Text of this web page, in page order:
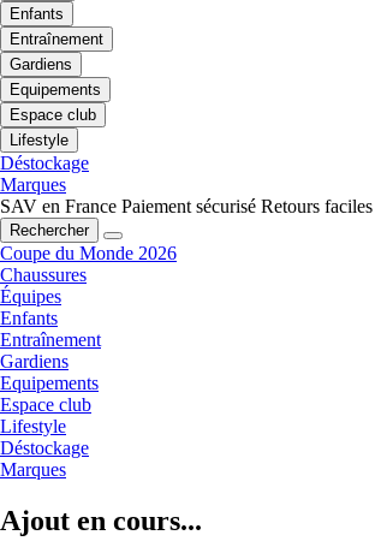
Enfants
Entraînement
Gardiens
Equipements
Espace club
Lifestyle
Déstockage
Marques
SAV en France Paiement sécurisé Retours faciles
Rechercher
Coupe du Monde 2026
Chaussures
Équipes
Enfants
Entraînement
Gardiens
Equipements
Espace club
Lifestyle
Déstockage
Marques
Ajout en cours...